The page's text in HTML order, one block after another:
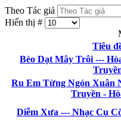
Theo Tác giả
Hiển thị #
Tiêu
Bèo Dạt Mây Trôi ---
Ru Em Từng Ngón Xuân
Truyền -
Diễm Xưa --- Nhạc Cụ